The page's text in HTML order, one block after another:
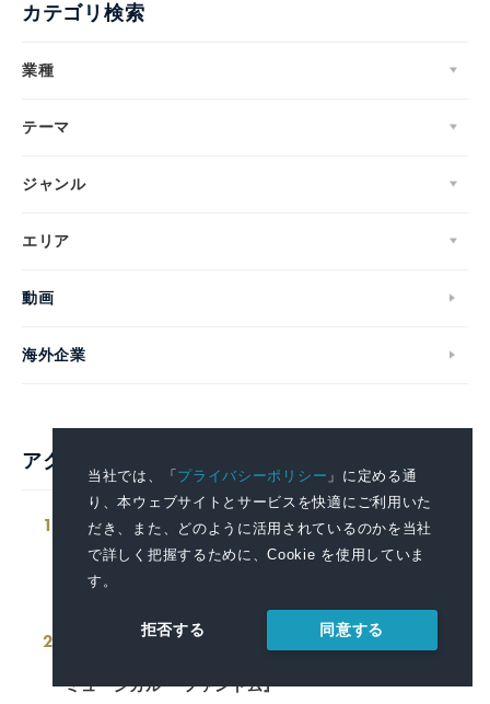
当社では、「プライバシーポリシー 」に定める通
り、本ウェブサイトとサービスを快適にご利用いた
だき、また、どのように活用されているのかを当社
で詳しく把握するために、Cookie を使用していま
す。
拒否する 同意する
カテゴリ検索
業種
テーマ
ジャンル
エリア
動画
海外企業
アクセスランキング
1
千葉市内にリチウムイオン電池などの小
型充電式電池回収ボックスを新たに15カ
2
2027年夏、待望の再演！ファントム＆ク
ミュージカル 『ファントム』